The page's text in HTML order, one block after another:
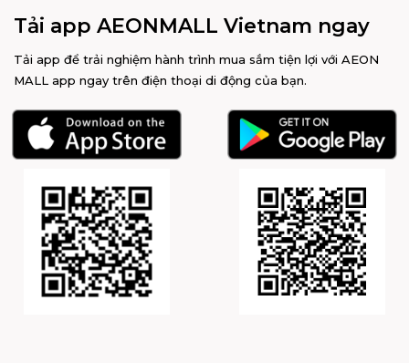
Tải app AEONMALL Vietnam ngay
Tải app để trải nghiệm hành trình mua sắm tiện lợi với AEON
MALL app ngay trên điện thoại di động của bạn.